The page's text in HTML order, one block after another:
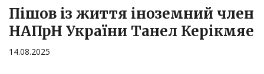
Пішов із життя іноземний член
НАПрН України Танел Керікмяе
14.08.2025